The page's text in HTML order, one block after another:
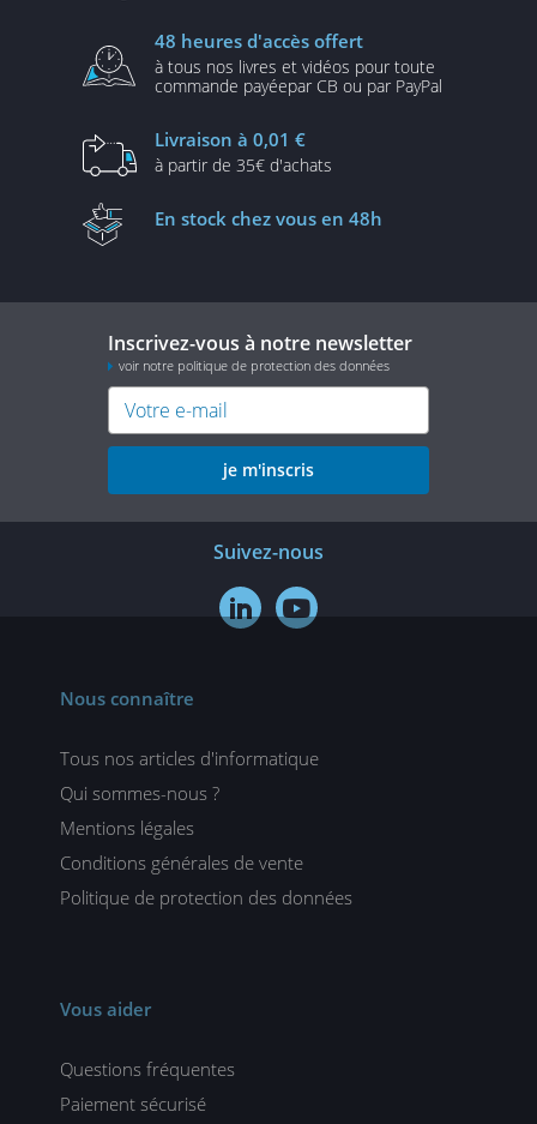
48 heures d'accès offert
à tous nos livres et vidéos pour toute
commande payéepar CB ou par PayPal
Livraison à 0,01 €
à partir de 35€ d'achats
En stock chez vous en 48h
Inscrivez-vous à notre newsletter
voir notre politique de protection des données
je m'inscris
Suivez-nous
 
Nous connaître
Tous nos articles d'informatique
Qui sommes-nous ?
Mentions légales
Conditions générales de vente
Politique de protection des données
Vous aider
Questions fréquentes
Paiement sécurisé